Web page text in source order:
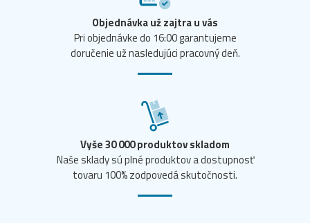
Objednávka už zajtra u vás
Pri objednávke do 16:00 garantujeme
doručenie už nasledujúci pracovný deň.
Vyše 30 000 produktov skladom
Naše sklady sú plné produktov a dostupnosť
tovaru 100% zodpovedá skutočnosti.